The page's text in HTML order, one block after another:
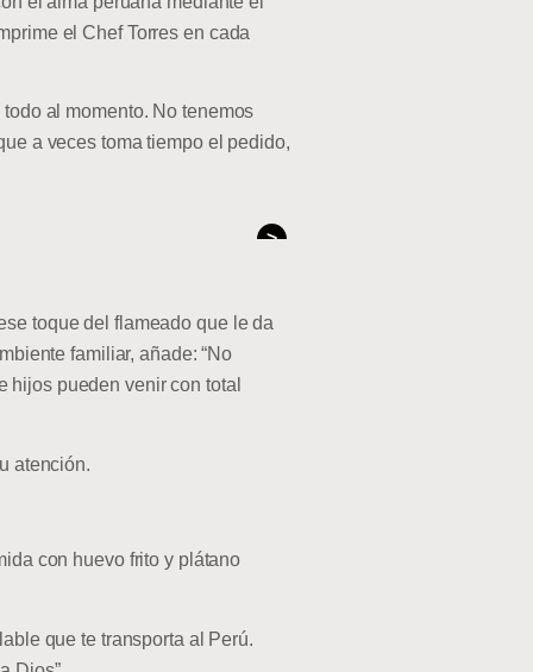
el Chef Torres en cada
al momento. No tenemos
a veces toma tiempo el pedido,
>
toque del flameado que le da
familiar, añade: “No
hijos pueden venir con total
atención.
con huevo frito y plátano
que te transporta al Perú.